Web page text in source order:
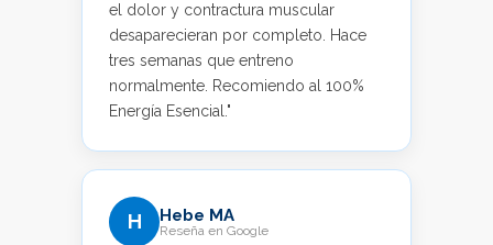
el dolor y contractura muscular
desaparecieran por completo. Hace
tres semanas que entreno
normalmente. Recomiendo al 100%
Energía Esencial."
H Hebe MA
Reseña en Google